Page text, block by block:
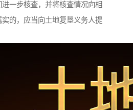
一步核查，并将核查情况向相
的，应当向土地复垦义务人提